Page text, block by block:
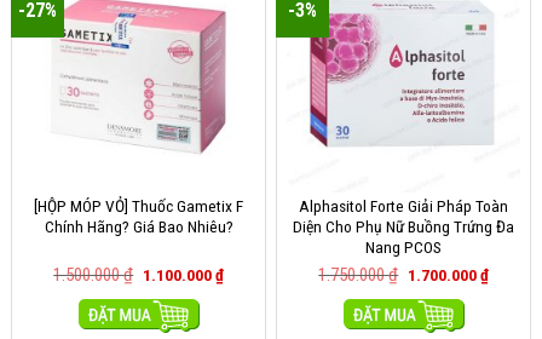
-27%
[HỘP MÓP VỎ] Thuốc Gametix F
Chính Hãng? Giá Bao Nhiêu?
1.500.000₫ 1.100.000₫
MUA HÀNG
-3%
Alphasitol Forte Giải Pháp Toàn
Diện Cho Phụ Nữ Buồng Trứng Đa
Nang PCOS
1.750.000₫ 1.700.000₫
MUA HÀNG